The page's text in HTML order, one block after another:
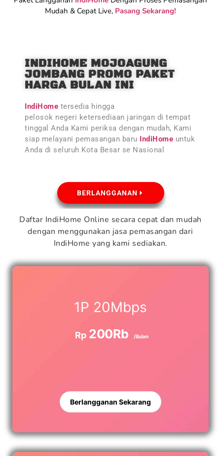
Mudah & Cepat Live, Pasang Sekarang!
INDIHOME MOJOAGUNG
JOMBANG PROMO PAKET
HARGA BULAN INI
IndiHome tersedia hingga
pelosok negeri ketersediaan jaringan di tempat
tinggal Anda Kami periksa dengan mudah, Kami
siap melayani pemasangan baru IndiHome untuk
Anda di seluruh Kota Besar se Nasional
BERLANGGANAN
Daftar IndiHome Online secara cepat dan mudah
dengan menggunakan jasa pemasangan dari
IndiHome yang kami sediakan.
1P 20Mbps
Rp 200Rb /Bulan
Berlangganan Sekarang